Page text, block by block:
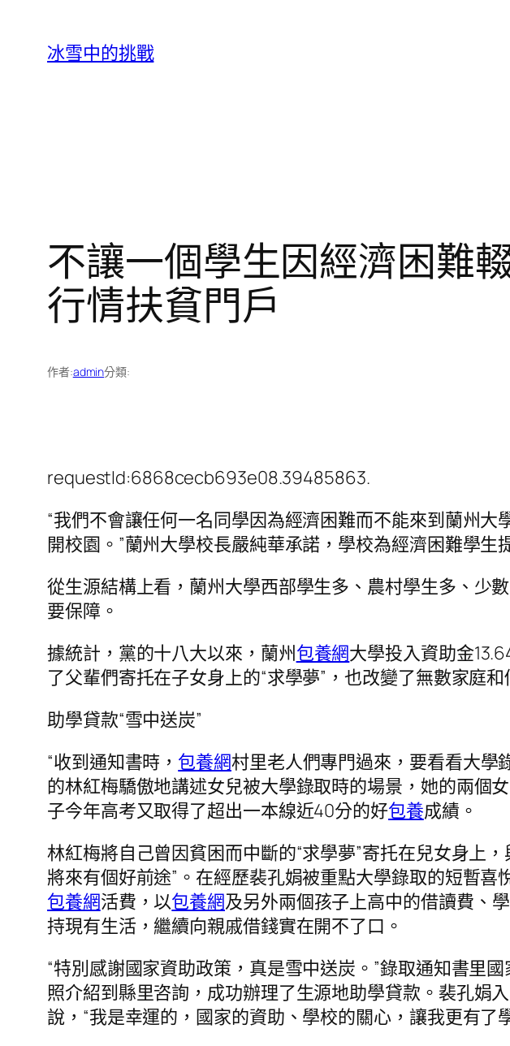
冰雪中的挑戰
不讓一個學生因經濟困難
行情扶貧門戶
作者:admin分類:
requestId:6868cecb693e08.39485863.
“我們不會讓任何一名同學因為經濟困難而不能來到蘭州大
開校園。”蘭州大學校長嚴純華承諾，學校為經濟困難學生
從生源結構上看，蘭州大學西部學生多、農村學生多、少
要保障。
據統計，黨的十八大以來，蘭州包養網大學投入資助金
了父輩們寄托在子女身上的“求學夢”，也改變了無數家庭和
助學貸款“雪中送炭”
“收到通知書時， 包養網村里老人們專門過來，要看看大學
的林紅梅驕傲地講述女兒被大學錄取時的場景，她的兩個
子今年高考又取得了超出一本線近40分的好包養成績。
林紅梅將自己曾因貧困而中斷的“求學夢”寄托在兒女身上
將來有個好前途”。在經歷裴孔娟被重點大學錄取的短暫
包養網活費，以包養網及另外兩個孩子上高中的借讀費、
持現有生活，繼續向親戚借錢實在開不了口。
“特別感謝國家資助政策，真是雪中送炭。”錄取通知書里
照介紹到縣里咨詢，成功辦理了生源地助學貸款。裴孔娟
說，“我是幸運的，國家的資助、學校的關心，讓我更有